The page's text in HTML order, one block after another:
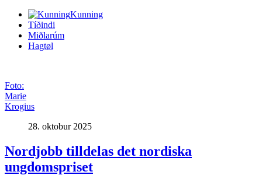
Kunning
Tíðindi
Miðlarúm
Hagtøl
Foto:
Marie
Krogius
28. oktobur 2025
Nordjobb tilldelas det nordiska
ungdomspriset